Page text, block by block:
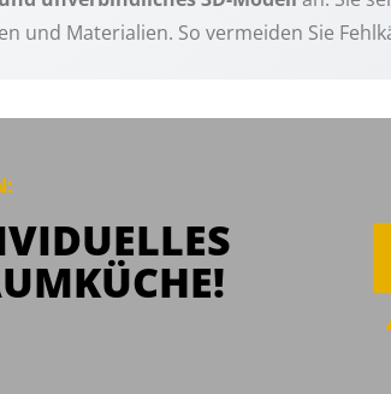
und Materialien. So vermeiden Sie
: